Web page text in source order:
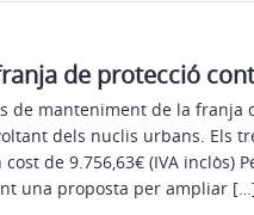
de protecció
de manteniment de la franja
dels nuclis urbans. Els
de 9.756,63€ (IVA inclòs)
una proposta per ampliar